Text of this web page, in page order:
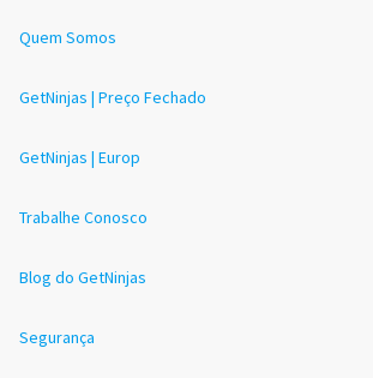
Quem Somos
GetNinjas | Preço Fechado
GetNinjas | Europ
Trabalhe Conosco
Blog do GetNinjas
Segurança